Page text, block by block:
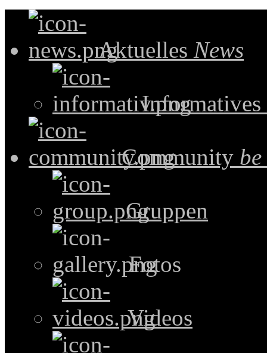
Aktuelles News
Informatives
Community
Gruppen
Fotos
Videos